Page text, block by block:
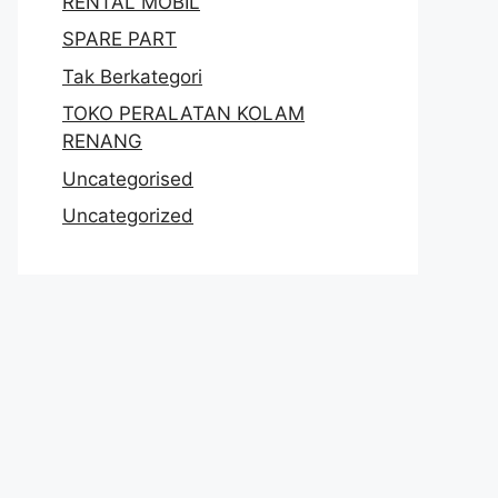
SPARE PART
Tak Berkategori
TOKO PERALATAN KOLAM
RENANG
Uncategorised
Uncategorized